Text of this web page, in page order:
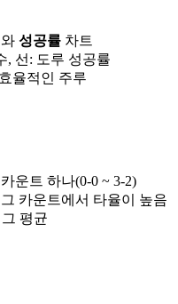
와 성공률 차트
, 선: 도루 성공률
율적인 주루
운트 하나(0-0 ~ 3-2)
카운트에서 타율이 높음
평균